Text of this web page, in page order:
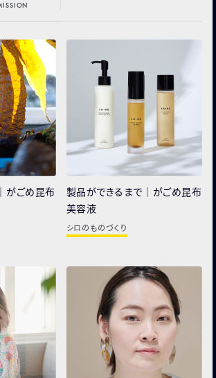
ート
だいたお声と弊社の対応
がごめ昆布
製品ができるまで｜がごめ昆布
美容液
シロのものづくり